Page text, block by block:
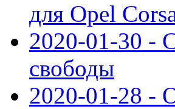
для Opel
2020-01-30 -
свободы
2020-01-28 -